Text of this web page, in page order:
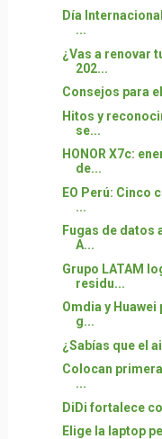
Día
...
¿Vas a renovar
202...
Consejos para
Hitos y
se...
HONOR X7c:
de...
EO Perú: Cinco
...
Fugas de datos
A...
Grupo LATAM
residu...
Omdia y
g...
¿Sabías que el
Colocan
...
DiDi fortalece
Elige la laptop